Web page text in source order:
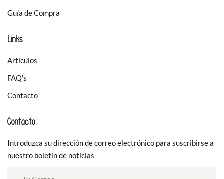
Guía de Compra
Links
Artículos
FAQ’s
Contacto
Contacto
Introduzca su dirección de correo electrónico para suscribirse a
nuestro boletín de noticias